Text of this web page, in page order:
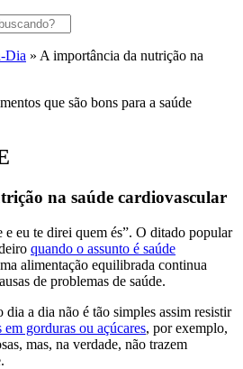
Dia » A importância da nutrição na
na saúde cardiovascular
eu te direi quem és”. O ditado popular
quando o assunto é saúde
alimentação equilibrada continua
de problemas de saúde.
dia a dia não é tão simples assim resistir
em gorduras ou açúcares, por exemplo,
mas, na verdade, não trazem